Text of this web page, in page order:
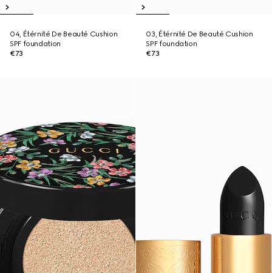
04, Étérnité De Beauté Cushion
SPF foundation
€73
03, Étérnité De Beauté Cushion
SPF foundation
€73